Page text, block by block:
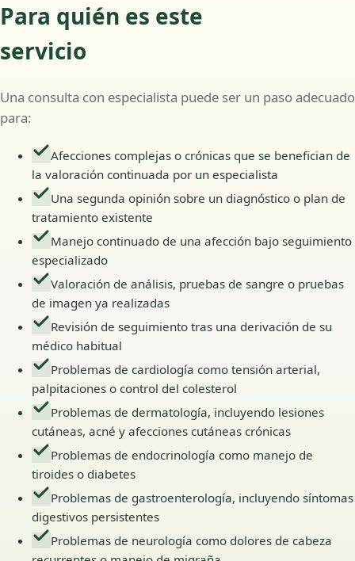
Para quién es este
servicio
Una consulta con especialista puede ser un paso adecuado
para:
Afecciones complejas o crónicas que se benefician de
la valoración continuada por un especialista
Una segunda opinión sobre un diagnóstico o plan de
tratamiento existente
Manejo continuado de una afección bajo seguimiento
especializado
Valoración de análisis, pruebas de sangre o pruebas
de imagen ya realizadas
Revisión de seguimiento tras una derivación de su
médico habitual
Problemas de cardiología como tensión arterial,
palpitaciones o control del colesterol
Problemas de dermatología, incluyendo lesiones
cutáneas, acné y afecciones cutáneas crónicas
Problemas de endocrinología como manejo de
tiroides o diabetes
Problemas de gastroenterología, incluyendo síntomas
digestivos persistentes
Problemas de neurología como dolores de cabeza